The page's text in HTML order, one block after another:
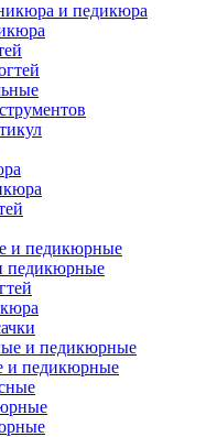
и педикюра
педикюрные
педикюрные